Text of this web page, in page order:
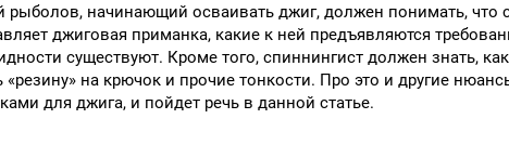
начинающий осваивать джиг, должен понимать, что
джиговая приманка, какие к ней предъявляются
существуют. Кроме того, спиннингист должен знать,
«резину» на крючок и прочие тонкости. Про это и другие
для джига, и пойдет речь в данной статье.